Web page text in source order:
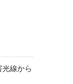
線から